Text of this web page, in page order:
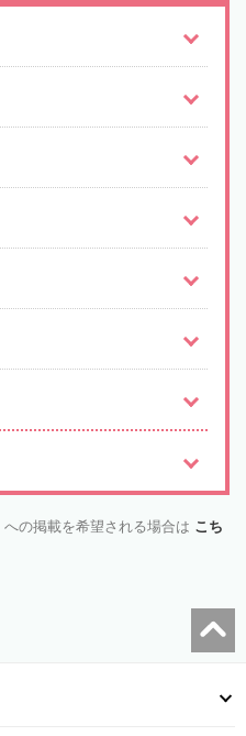
への掲載を希望される場合は こち